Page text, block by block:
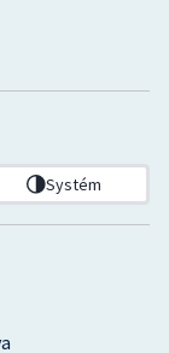
Systém